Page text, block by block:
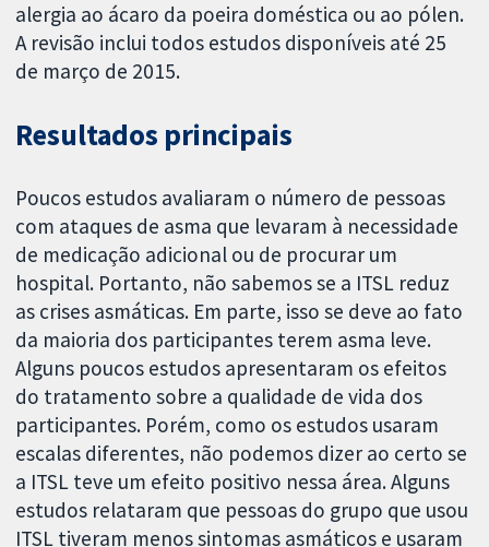
alergia ao ácaro da poeira doméstica ou ao pólen.
A revisão inclui todos estudos disponíveis até 25
de março de 2015.
Resultados principais
Poucos estudos avaliaram o número de pessoas
com ataques de asma que levaram à necessidade
de medicação adicional ou de procurar um
hospital. Portanto, não sabemos se a ITSL reduz
as crises asmáticas. Em parte, isso se deve ao fato
da maioria dos participantes terem asma leve.
Alguns poucos estudos apresentaram os efeitos
do tratamento sobre a qualidade de vida dos
participantes. Porém, como os estudos usaram
escalas diferentes, não podemos dizer ao certo se
a ITSL teve um efeito positivo nessa área. Alguns
estudos relataram que pessoas do grupo que usou
ITSL tiveram menos sintomas asmáticos e usaram